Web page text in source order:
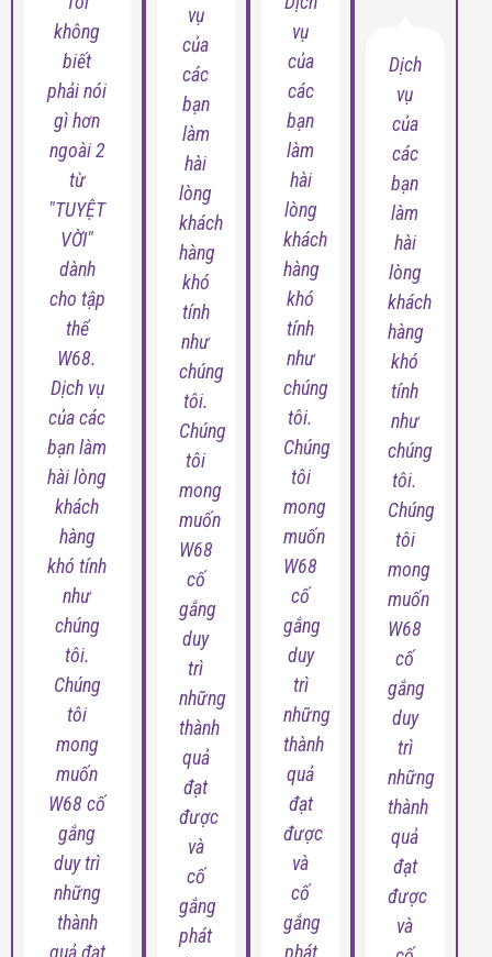
không
biết
phải nói
gì hơn
ngoài 2
từ
"TUYỆT
VỜI"
dành
cho tập
thể
W68.
Dịch vụ
của các
bạn làm
hài lòng
khách
hàng
khó tính
như
chúng
tôi.
Chúng
tôi
mong
muốn
W68 cố
gắng
duy trì
những
thành
quả đạt
vụ
của
các
bạn
làm
hài
lòng
khách
hàng
khó
tính
như
chúng
tôi.
Chúng
tôi
mong
muốn
W68
cố
gắng
duy
trì
những
thành
quả
đạt
được
và
cố
gắng
phát
vụ
của
các
bạn
làm
hài
lòng
khách
hàng
khó
tính
như
chúng
tôi.
Chúng
tôi
mong
muốn
W68
cố
gắng
duy
trì
những
thành
quả
đạt
được
và
cố
gắng
phát
Dịch
vụ
của
các
bạn
làm
hài
lòng
khách
hàng
khó
tính
như
chúng
tôi.
Chúng
tôi
mong
muốn
W68
cố
gắng
duy
trì
những
thành
quả
đạt
được
và